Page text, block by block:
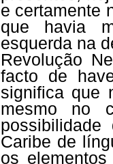
e certamente
que havia
esquerda na
Revolução
facto de
significa que
mesmo no
Caribe de
os